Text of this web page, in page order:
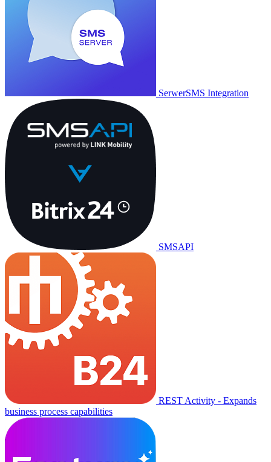
SerwerSMS Integration
SMSAPI
REST Activity - Expands
business process capabilities